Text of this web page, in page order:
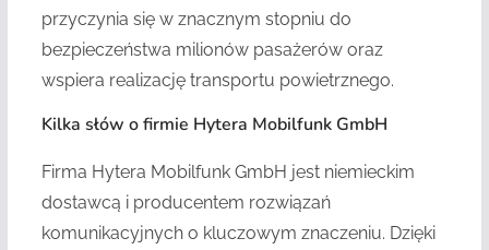
przyczynia się w znacznym stopniu do
bezpieczeństwa milionów pasażerów oraz
wspiera realizację transportu powietrznego.
Kilka słów o firmie Hytera Mobilfunk GmbH
Firma Hytera Mobilfunk GmbH jest niemieckim
dostawcą i producentem rozwiązań
komunikacyjnych o kluczowym znaczeniu. Dzięki